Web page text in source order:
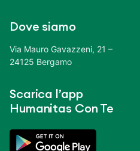
Dove siamo
Via Mauro Gavazzeni, 21 –
24125 Bergamo
Scarica l’app
Humanitas Con Te